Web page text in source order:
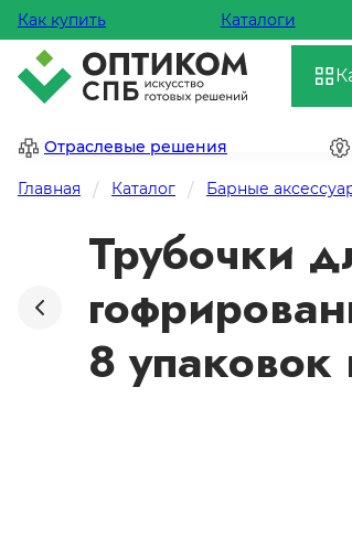
Как купить Каталоги
Отраслевые решения
Главная Каталог Барные
Трубочки
8 упаковок